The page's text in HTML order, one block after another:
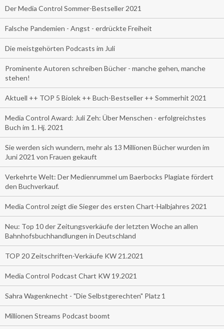
Der Media Control Sommer-Bestseller 2021
Falsche Pandemien - Angst - erdrückte Freiheit
Die meistgehörten Podcasts im Juli
Prominente Autoren schreiben Bücher - manche gehen, manche
stehen!
Aktuell ++ TOP 5 Biolek ++ Buch-Bestseller ++ Sommerhit 2021
Media Control Award: Juli Zeh: Über Menschen - erfolgreichstes
Buch im 1. Hj. 2021
Sie werden sich wundern, mehr als 13 Millionen Bücher wurden im
Juni 2021 von Frauen gekauft
Verkehrte Welt: Der Medienrummel um Baerbocks Plagiate fördert
den Buchverkauf.
Media Control zeigt die Sieger des ersten Chart-Halbjahres 2021
Neu: Top 10 der Zeitungsverkäufe der letzten Woche an allen
Bahnhofsbuchhandlungen in Deutschland
TOP 20 Zeitschriften-Verkäufe KW 21.2021
Media Control Podcast Chart KW 19.2021
Sahra Wagenknecht - "Die Selbstgerechten" Platz 1
Millionen Streams Podcast boomt